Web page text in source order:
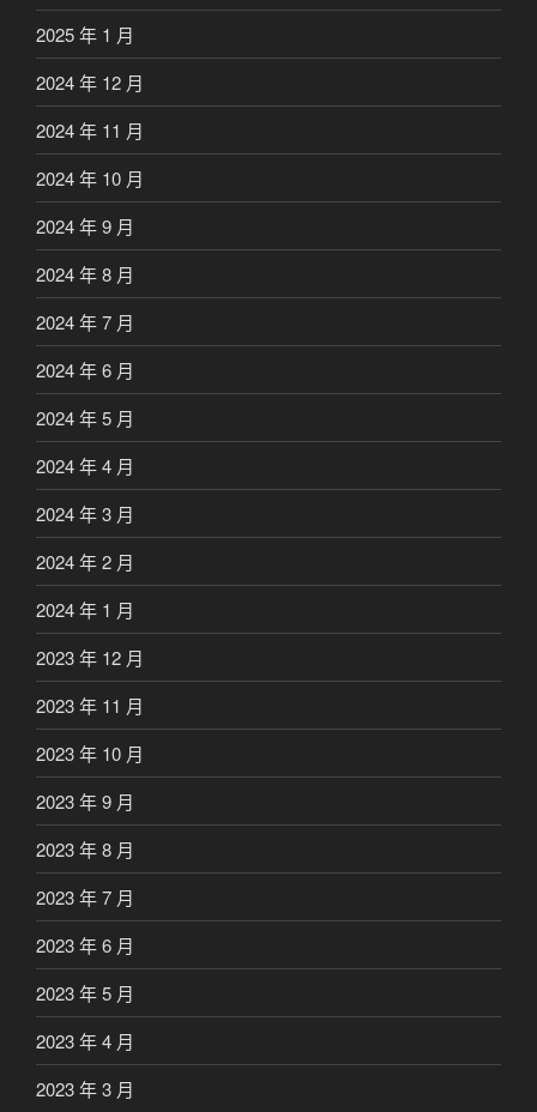
2025 年 1 月
2024 年 12 月
2024 年 11 月
2024 年 10 月
2024 年 9 月
2024 年 8 月
2024 年 7 月
2024 年 6 月
2024 年 5 月
2024 年 4 月
2024 年 3 月
2024 年 2 月
2024 年 1 月
2023 年 12 月
2023 年 11 月
2023 年 10 月
2023 年 9 月
2023 年 8 月
2023 年 7 月
2023 年 6 月
2023 年 5 月
2023 年 4 月
2023 年 3 月